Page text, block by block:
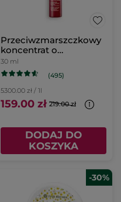
Przeciwzmarszczkowy
koncentrat o
podwójnym działaniu
30 ml
(495)
5300.00 zł / 1l
159.00 zł 219.00 zł
DODAJ DO
KOSZYKA
-30%